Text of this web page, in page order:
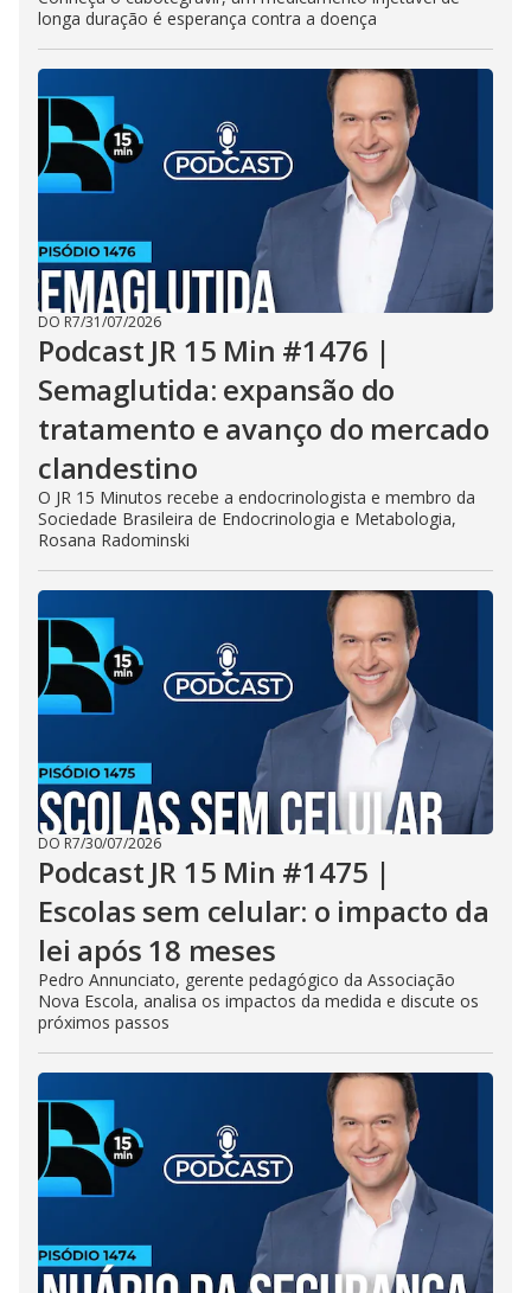
longa duração é esperança contra a doença
DO R7/31/07/2026
Podcast JR 15 Min #1476 |
Semaglutida: expansão do
tratamento e avanço do mercado
clandestino
O JR 15 Minutos recebe a endocrinologista e membro da
Sociedade Brasileira de Endocrinologia e Metabologia,
Rosana Radominski
DO R7/30/07/2026
Podcast JR 15 Min #1475 |
Escolas sem celular: o impacto da
lei após 18 meses
Pedro Annunciato, gerente pedagógico da Associação
Nova Escola, analisa os impactos da medida e discute os
próximos passos